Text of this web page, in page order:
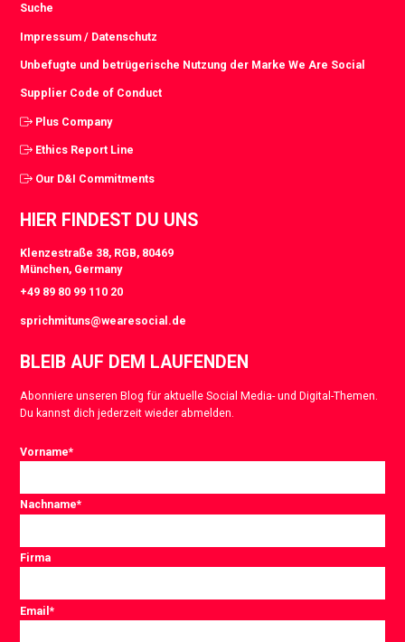
Suche
Impressum / Datenschutz
Unbefugte und betrügerische Nutzung der Marke We Are Social
Supplier Code of Conduct
Plus Company
Ethics Report Line
Our D&I Commitments
HIER FINDEST DU UNS
Klenzestraße 38, RGB, 80469
München, Germany
+49 89 80 99 110 20
sprichmituns@wearesocial.de
BLEIB AUF DEM LAUFENDEN
Abonniere unseren Blog für aktuelle Social Media- und Digital-Themen.
Du kannst dich jederzeit wieder abmelden.
Vorname*
Nachname*
Firma
Email*